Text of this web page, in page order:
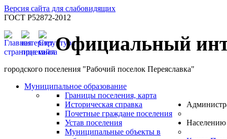
Версия сайта для слабовидящих
ГОСТ Р52872-2012
Официальный
городского поселения "Рабочий поселок Переяславка"
Муниципальное образование
Границы поселения, карта
Историческая справка
Почетные граждане поселения
Устав поселения
Муниципальные объекты в
Населению